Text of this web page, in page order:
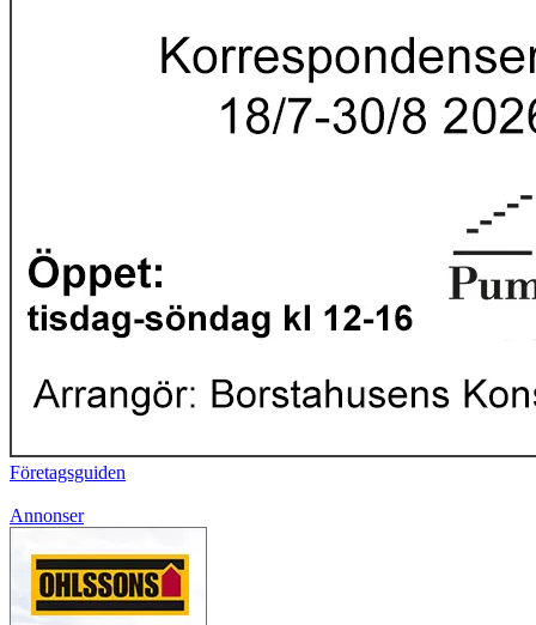
Företagsguiden
Annonser